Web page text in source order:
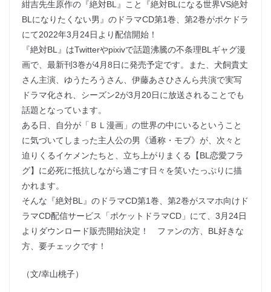
紺吉先生原作の『絶対BL』こと『絶対BLになる世界VS絶対
BLになりたくない男』のドラマCD第1巻、第2巻がポケドラ
にて2022年3月24日より配信開始！
『絶対BL』はTwitterやpixivで話題沸騰の不条理BLギャグ漫
画で、最新刊3巻が4月8日に発売予定です。また、犬飼貴丈
さん主演、ゆうたろうさん、伊藤あさひさんら共演で実写
ドラマ化され、シーズン2が3月20日に放送されることでも
話題となっています。
ある日、自分が「ＢＬ漫画」の世界の中にいるということ
に気づいてしまった主人公の男《通称・モブ》が、次々と
迫りくるイケメンたちと、立ち上がりまくる【BL恋愛フラ
グ】に必死に抵抗しながら過ごす日々を笑いたっぷりに描
かれます。
そんな『絶対BL』のドラマCD第1巻、第2巻がスマホ向けド
ラマCD配信サービス「ポケットドラマCD」にて、3月24日
よりダウンロード販売開始決定！ ファンの方、BL好きな
方、要チェックです！
（文/幸山桃子）